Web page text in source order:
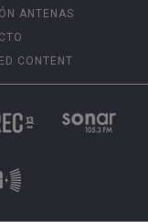
ANTENAS
CONTENT